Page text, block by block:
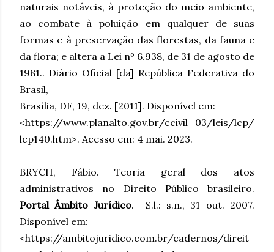
naturais notáveis, à proteção do meio ambiente,
ao combate à poluição em qualquer de suas
formas e à preservação das florestas, da fauna e
da flora; e altera a Lei nº 6.938, de 31 de agosto de
1981.. Diário Oficial [da] República Federativa do
Brasil,
Brasília, DF, 19, dez. [2011]. Disponível em:
<https://www.planalto.gov.br/ccivil_03/leis/lcp/
lcp140.htm>. Acesso em: 4 mai. 2023.
BRYCH, Fábio. Teoria geral dos atos
administrativos no Direito Público brasileiro.
Portal Âmbito Jurídico. S.l.: s.n., 31 out. 2007.
Disponível em:
<https://ambitojuridico.com.br/cadernos/direit